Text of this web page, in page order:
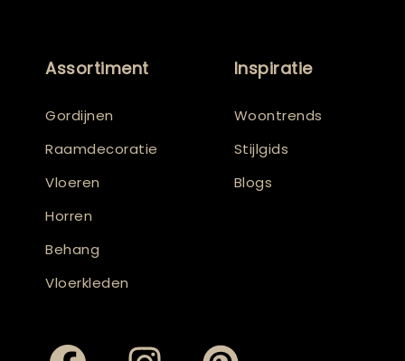
Assortiment
Gordijnen
Raamdecoratie
Vloeren
Horren
Behang
Vloerkleden
Inspiratie
Woontrends
Stijlgids
Blogs